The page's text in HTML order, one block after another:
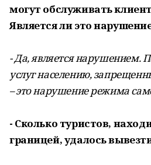
могут обслуживать
Является ли это
- Да, является нарушением.
услуг населению,
– это нарушение режима
- Сколько туристов,
границей, удалось